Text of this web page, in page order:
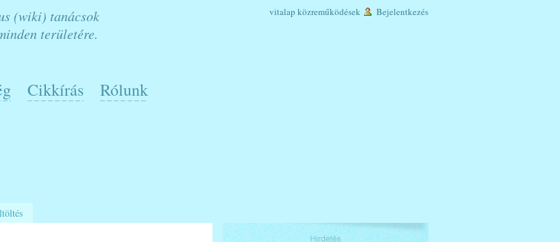
(wiki) tanácsok
területére.
vitalap közreműködések Bejelentkezés
Cikkírás Rólunk